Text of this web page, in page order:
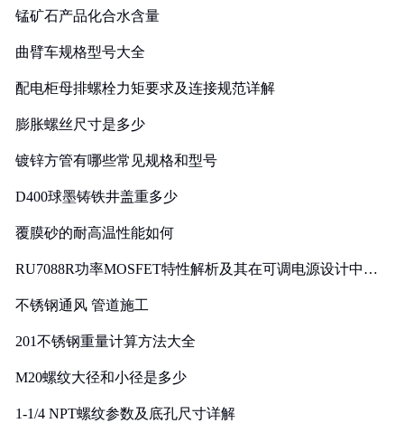
锰矿石产品化合水含量
曲臂车规格型号大全
配电柜母排螺栓力矩要求及连接规范详解
膨胀螺丝尺寸是多少
镀锌方管有哪些常见规格和型号
D400球墨铸铁井盖重多少
覆膜砂的耐高温性能如何
RU7088R功率MOSFET特性解析及其在可调电源设计中的
不锈钢通风 管道施工
201不锈钢重量计算方法大全
M20螺纹大径和小径是多少
1-1/4 NPT螺纹参数及底孔尺寸详解